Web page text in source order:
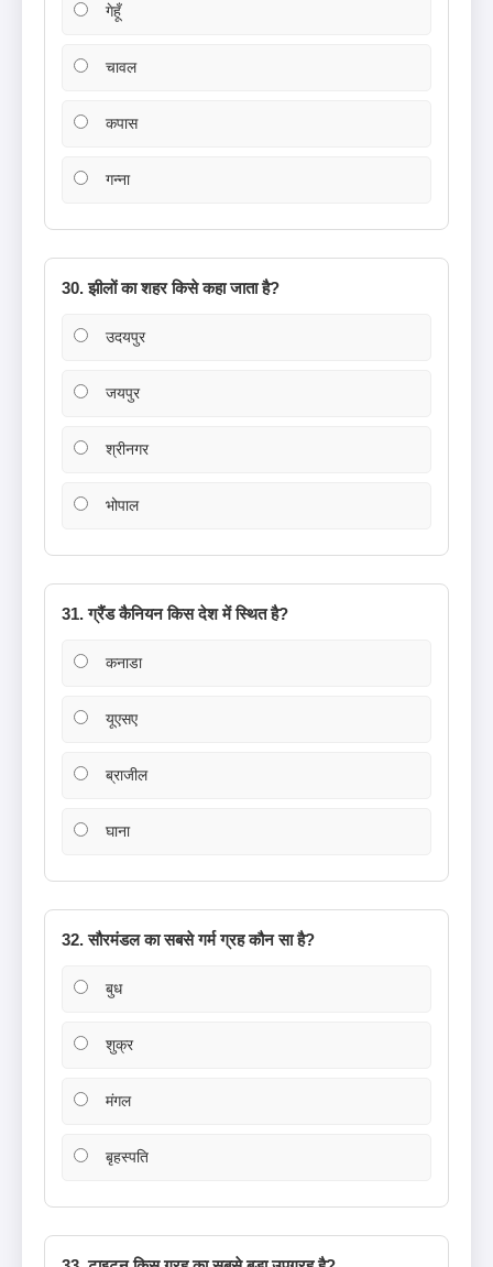
गेहूँ
चावल
कपास
गन्ना
30. झीलों का शहर किसे कहा जाता है?
उदयपुर
जयपुर
श्रीनगर
भोपाल
31. ग्रैंड कैनियन किस देश में स्थित है?
कनाडा
यूएसए
ब्राजील
घाना
32. सौरमंडल का सबसे गर्म ग्रह कौन सा है?
बुध
शुक्र
मंगल
बृहस्पति